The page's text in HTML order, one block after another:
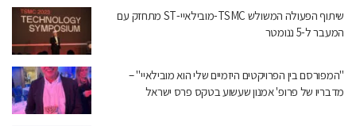
שיתוף הפעולה המשולש TSMC-מובילאיי-ST מתחזק עם
המעבר ל-5 ננומטר
"המפורסם בין הפרויקטים היזמיים שלי הוא מובילאיי" –
מדבריו של פרופ' אמנון שעשוע בטקס פרס ישראל